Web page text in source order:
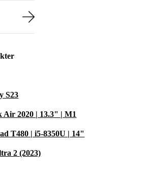
S23
Air 2020 | 13.3" | M1
T480 | i5-8350U | 14"
2 (2023)